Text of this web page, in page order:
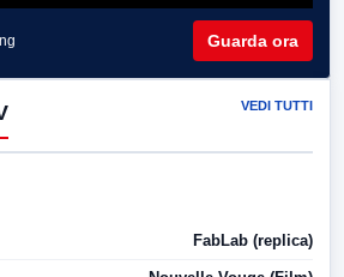
Guarda ora
VEDI TUTTI
FabLab (replica)